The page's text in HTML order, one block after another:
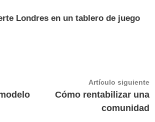
Londres en un tablero de juego
Artículo siguiente
Cómo rentabilizar una
comunidad